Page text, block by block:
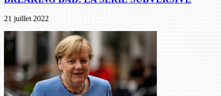
21 juillet 2022